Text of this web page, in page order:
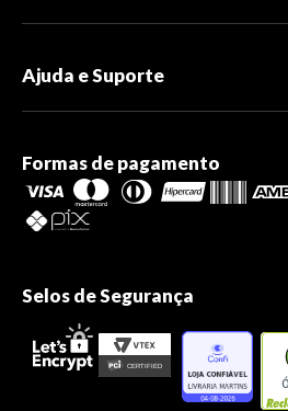
Ajuda e Suporte
Formas de pagamento
Selos de Segurança